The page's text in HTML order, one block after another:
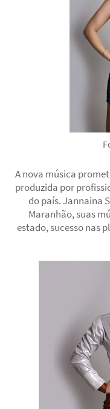
A nova música
produzida por
do país. Jannaina
Maranhão, suas
estado, sucesso nas